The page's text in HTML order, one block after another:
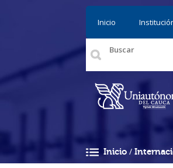
Pasar al contenido principal
Inicio
Inicio /